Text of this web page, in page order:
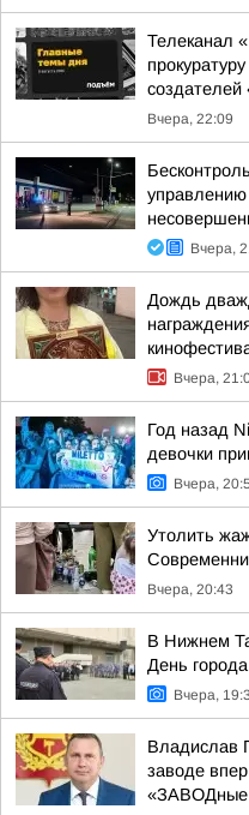
Телеканал
создателей
Вчера, 22:09
Вчера,
Дождь
Вчера,
Год назад
девочки
Вчера,
Утолить
Вчера, 20:43
В Нижнем
День города
Вчера,
Владислав
заводе
«ЗАВОДные